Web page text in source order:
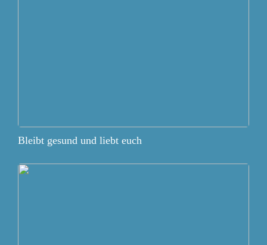
Bleibt gesund und liebt euch